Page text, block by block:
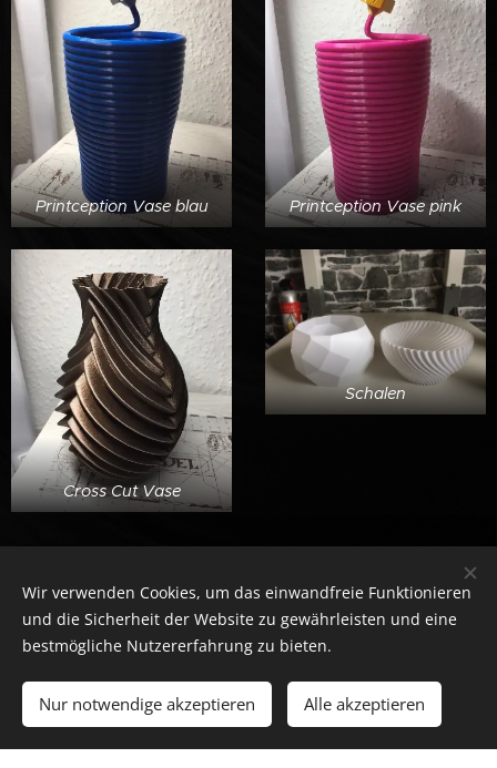
Printception Vase blau Printception Vase pink
Cross Cut Vase
Schalen
© 2020 Daisy Druck 3D. Potsdam
Unterstützt vonWebnode Cookies
Erstellen Sie Ihre Webseite gratis! Los geht´s
Wir verwenden Cookies, um das einwandfreie Funktionieren
und die Sicherheit der Website zu gewährleisten und eine
bestmögliche Nutzererfahrung zu bieten.
Nur notwendige akzeptieren Alle akzeptieren